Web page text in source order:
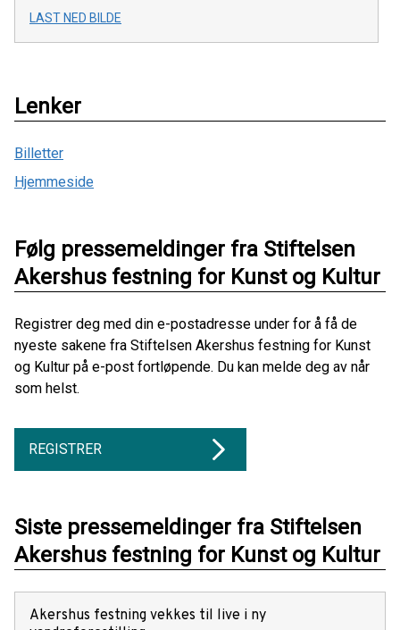
LAST NED BILDE
Lenker
Billetter
Hjemmeside
Følg pressemeldinger fra Stiftelsen
Akershus festning for Kunst og Kultur
Registrer deg med din e-postadresse under for å få de
nyeste sakene fra Stiftelsen Akershus festning for Kunst
og Kultur på e-post fortløpende. Du kan melde deg av når
som helst.
REGISTRER
Siste pressemeldinger fra Stiftelsen
Akershus festning for Kunst og Kultur
Akershus festning vekkes til live i ny